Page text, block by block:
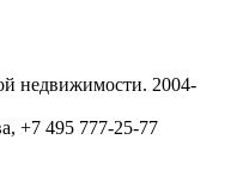
недвижимости. 2004-
+7 495 777-25-77